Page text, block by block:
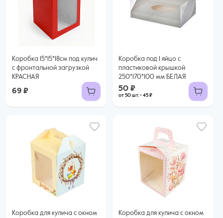
Коробка 15*15*18см под кулич
с фронтальной загрузкой
КРАСНАЯ
69 ₽
Коробка под 1 яйцо с
пластиковой крышкой
250*170*100 мм БЕЛАЯ
50 ₽
от 50 шт. - 45 ₽
45 ₽ за шт. при заказе от 50 шт.
Купить оптом
Коробка для кулича с окном
Коробка для кулича с окном